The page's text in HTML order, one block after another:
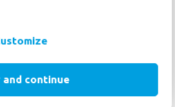
continue
from the Netherlands